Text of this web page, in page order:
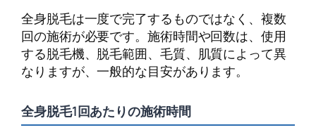
全身脱毛は一度で完了するものではなく、複数
回の施術が必要です。施術時間や回数は、使用
する脱毛機、脱毛範囲、毛質、肌質によって異
なりますが、一般的な目安があります。
全身脱毛1回あたりの施術時間